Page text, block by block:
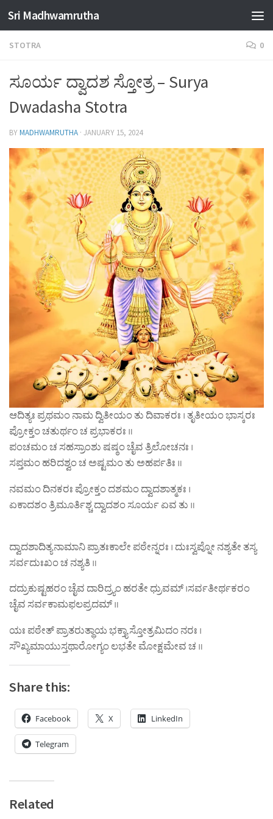
Skip to content
Sri Madhwamrutha
STOTRA 0
ಸೂರ್ಯ ದ್ವಾದಶ ಸ್ತೋತ್ರ – Surya
Dwadasha Stotra
BYMADHWAMRUTHA · JANUARY 15, 2024
ಆದಿತ್ಯಃ ಪ್ರಥಮಂ ನಾಮ ದ್ವಿತೀಯಂ ತು ದಿವಾಕರಃ । ತೃತೀಯಂ ಭಾಸ್ಕರಃ
ಪ್ರೋಕ್ತಂ ಚತುರ್ಥಂ ಚ ಪ್ರಭಾಕರಃ ॥
ಪಂಚಮಂ ಚ ಸಹಸ್ರಾಂಶು ಷಷ್ಠಂ ಚೈವ ತ್ರಿಲೋಚನಃ ।
ಸಪ್ತಮಂ ಹರಿದಶ್ವಂ ಚ ಅಷ್ಟಮಂ ತು ಅಹರ್ಪತಿಃ ॥
ನವಮಂ ದಿನಕರಃ ಪ್ರೋಕ್ತಂ ದಶಮಂ ದ್ವಾದಶಾತ್ಮಕಃ ।
ಏಕಾದಶಂ ತ್ರಿಮೂರ್ತಿಶ್ಚ ದ್ವಾದಶಂ ಸೂರ್ಯ ಏವ ತು ॥
ದ್ವಾದಶಾದಿತ್ಯನಾಮಾನಿ ಪ್ರಾತಃಕಾಲೇ ಪಠೇನ್ನರಃ । ದುಃಸ್ವಪ್ನೋ ನಶ್ಯತೇ ತಸ್ಯ
ಸರ್ವದುಃಖಂ ಚ ನಶ್ಯತಿ ॥
ದದ್ರುಕುಷ್ಟಹರಂ ಚೈವ ದಾರಿದ್ರ್ಯಂ ಹರತೇ ಧ್ರುವಮ್ ।ಸರ್ವತೀರ್ಥಕರಂ
ಚೈವ ಸರ್ವಕಾಮಫಲಪ್ರದಮ್ ॥
ಯಃ ಪಠೇತ್ ಪ್ರಾತರುತ್ಥಾಯ ಭಕ್ತ್ಯಾ ಸ್ತೋತ್ರಮಿದಂ ನರಃ ।
ಸೌಖ್ಯಮಾಯುಸ್ತಥಾರೋಗ್ಯಂ ಲಭತೇ ಮೋಕ್ಷಮೇವ ಚ ॥
Share this:
Facebook X LinkedIn
Telegram
Related